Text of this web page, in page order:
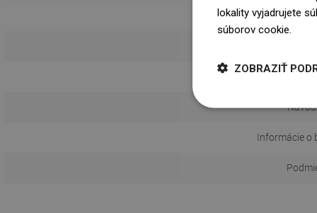
Informácie o
lokality vyjadrujete
súborov cookie.
ZOBRAZIŤ